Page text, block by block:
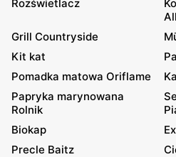
Rozświetlacz
Grill Countryside
Kit kat
Pomadka matowa Oriflame
Papryka marynowana
Rolnik
Biokap
Precle Baitz